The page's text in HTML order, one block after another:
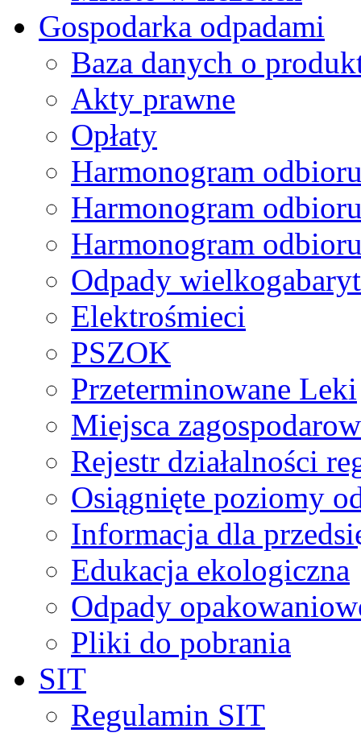
Gospodarka odpadami
Baza danych o
Akty prawne
Opłaty
Harmonogram
Harmonogram
Harmonogram
Odpady
Elektrośmieci
PSZOK
Przeterminowane Leki
Miejsca
Rejestr działalności
Osiągnięte poziomy
Informacja dla
Edukacja ekologiczna
Odpady
Pliki do pobrania
SIT
Regulamin SIT